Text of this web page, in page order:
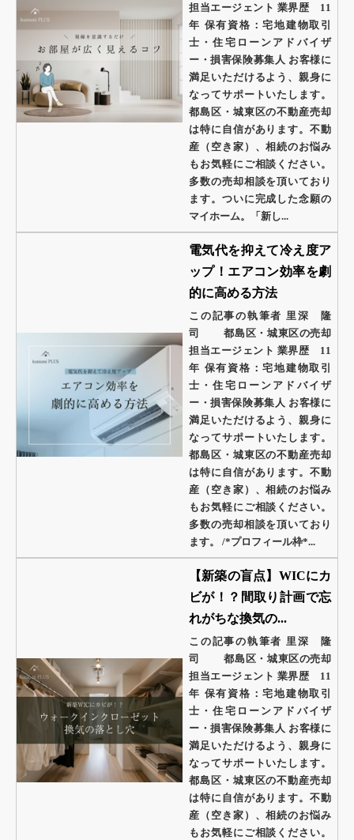
担当エージェント 業界歴 11
年 保有資格：宅地建物取引
士・住宅ローンアドバイザ
ー・損害保険募集人 お客様に
満足いただけるよう、親身に
なってサポートいたします。
都島区・城東区の不動産売却
は特に自信があります。不動
産（空き家）、相続のお悩み
もお気軽にご相談ください。
多数の売却相談を頂いており
ます。ついに完成した念願の
マイホーム。「新し...
電気代を抑えて冷え度ア
ップ！エアコン効率を劇
的に高める方法
この記事の執筆者 里深 隆
司 都島区・城東区の売却
担当エージェント 業界歴 11
年 保有資格：宅地建物取引
士・住宅ローンアドバイザ
ー・損害保険募集人 お客様に
満足いただけるよう、親身に
なってサポートいたします。
都島区・城東区の不動産売却
は特に自信があります。不動
産（空き家）、相続のお悩み
もお気軽にご相談ください。
多数の売却相談を頂いており
ます。 /*プロフィール枠*...
【新築の盲点】WICにカ
ビが！？間取り計画で忘
れがちな換気の...
この記事の執筆者 里深 隆
司 都島区・城東区の売却
担当エージェント 業界歴 11
年 保有資格：宅地建物取引
士・住宅ローンアドバイザ
ー・損害保険募集人 お客様に
満足いただけるよう、親身に
なってサポートいたします。
都島区・城東区の不動産売却
は特に自信があります。不動
産（空き家）、相続のお悩み
もお気軽にご相談ください。